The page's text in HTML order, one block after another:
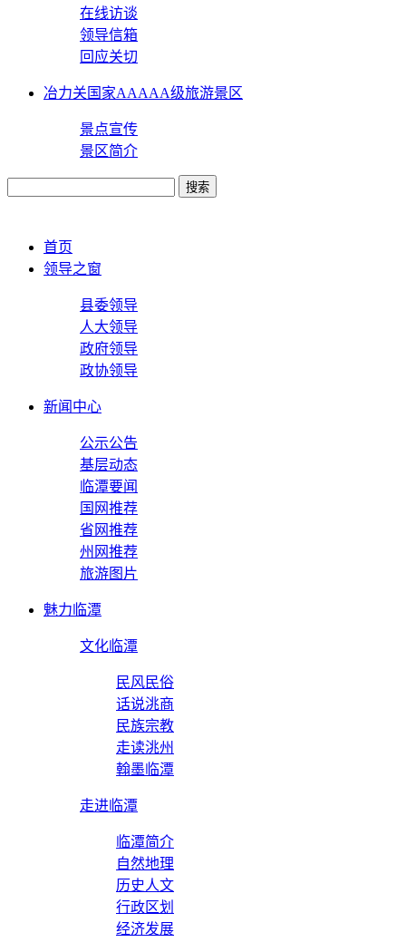
在线访谈
领导信箱
回应关切
冶力关国家AAAAA级旅游景区
景点宣传
景区简介
首页
领导之窗
县委领导
人大领导
政府领导
政协领导
新闻中心
公示公告
基层动态
临潭要闻
国网推荐
省网推荐
州网推荐
旅游图片
魅力临潭
文化临潭
民风民俗
话说洮商
民族宗教
走读洮州
翰墨临潭
走进临潭
临潭简介
自然地理
历史人文
行政区划
经济发展